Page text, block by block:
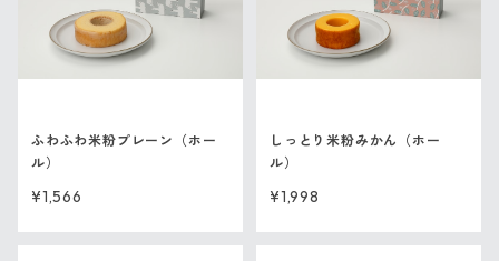
ふわふわ米粉プレーン（ホー
ル）
¥1,566
しっとり米粉みかん（ホー
ル）
¥1,998